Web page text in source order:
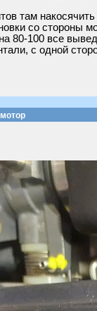
там
со стороны
80-100 все
с одной